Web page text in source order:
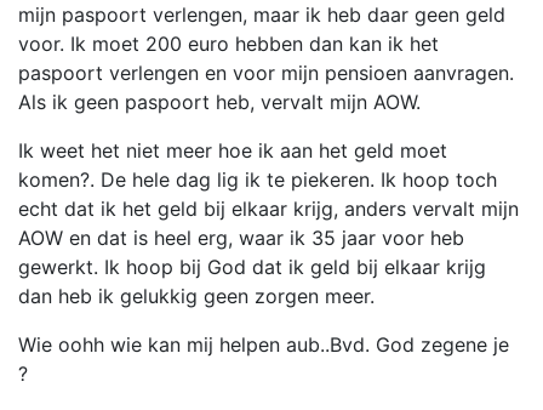
mijn paspoort verlengen, maar ik heb daar geen geld
voor. Ik moet 200 euro hebben dan kan ik het
paspoort verlengen en voor mijn pensioen aanvragen.
Als ik geen paspoort heb, vervalt mijn AOW.
Ik weet het niet meer hoe ik aan het geld moet
komen?. De hele dag lig ik te piekeren. Ik hoop toch
echt dat ik het geld bij elkaar krijg, anders vervalt mijn
AOW en dat is heel erg, waar ik 35 jaar voor heb
gewerkt. Ik hoop bij God dat ik geld bij elkaar krijg
dan heb ik gelukkig geen zorgen meer.
Wie oohh wie kan mij helpen aub..Bvd. God zegene je
?